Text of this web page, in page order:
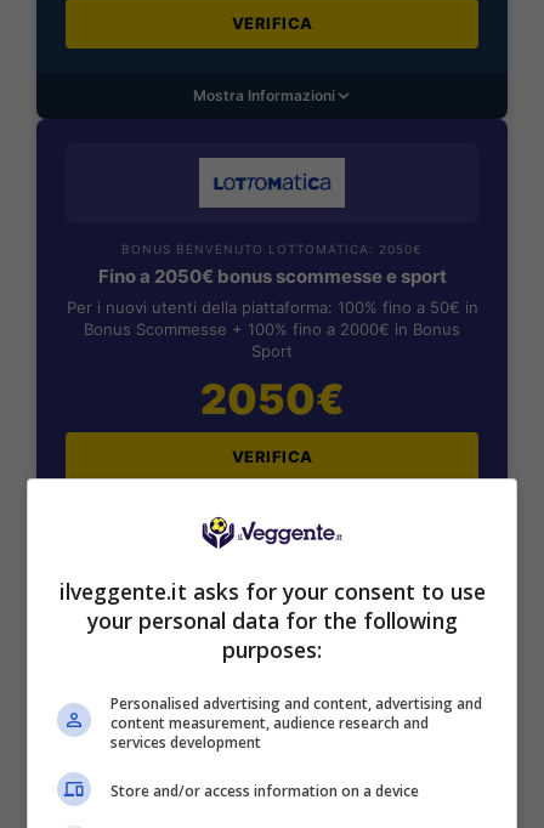
VERIFICA
Mostra Informazioni
BONUS BENVENUTO LOTTOMATICA: 2050€
Fino a 2050€ bonus scommesse e sport
Per i nuovi utenti della piattaforma: 100% fino a 50€ in
Bonus Scommesse + 100% fino a 2000€ in Bonus
Sport
2050€
VERIFICA
Mostra Informazioni
SNAI
50% sul deposito fino a 50€
ilveggente.it asks for your consent to use
your personal data for the following
purposes:
Personalised advertising and content, advertising and
content measurement, audience research and
services development
Store and/or access information on a device